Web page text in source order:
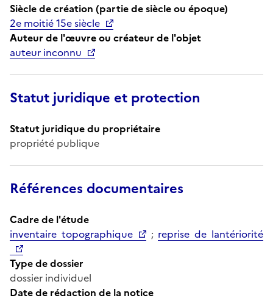
Siècle de création (partie de siècle ou époque)
2e moitié 15e siècle
Auteur de l'œuvre ou créateur de l'objet
auteur inconnu
Statut juridique et protection
Statut juridique du propriétaire
propriété publique
Références documentaires
Cadre de l'étude
inventaire topographique
; reprise de lantériorité
Type de dossier
dossier individuel
Date de rédaction de la notice